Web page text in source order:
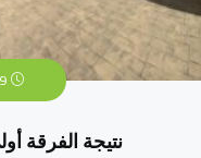
نتيجة الفرقة